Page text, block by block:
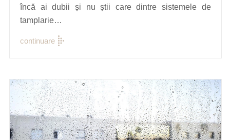
încă ai dubii și nu știi care dintre sistemele de
tamplarie…
continuare